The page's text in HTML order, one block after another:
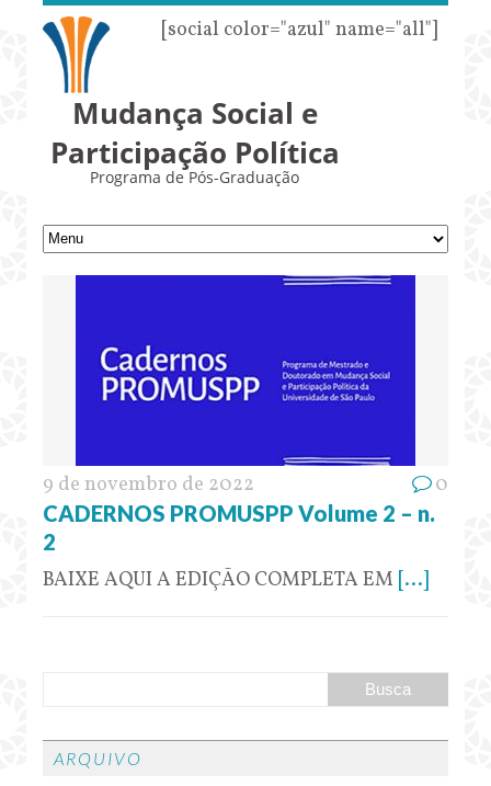
[social color="azul" name="all"]
Mudança Social e
Participação Política
Programa de Pós-Graduação
9 de novembro de 2022 0
CADERNOS PROMUSPP Volume 2 – n.
2
BAIXE AQUI A EDIÇÃO COMPLETA EM [...]
ARQUIVO